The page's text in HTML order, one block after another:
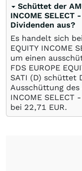
Schüttet der
INCOME SELECT
Dividenden aus?
Es handelt sich
EQUITY INCOME
um einen
FDS EUROPE
SATI (D) schüttet
Ausschüttung des
INCOME SELECT
bei 22,71 EUR.